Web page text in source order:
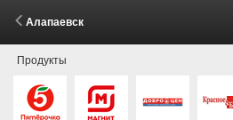
Алапаевск
Продукты